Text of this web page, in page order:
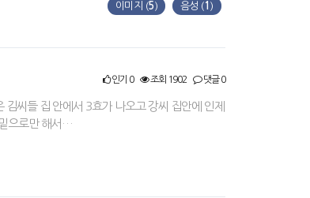
이미지 (5) 음성 (1 )
인기 0 조회 1902 댓글 0
씨들 집 안에서 3효가 나오고 강씨 집안에 인제
으로만 해서…